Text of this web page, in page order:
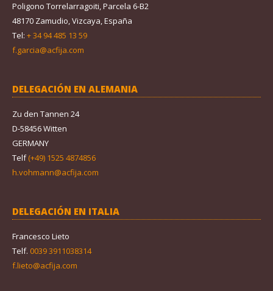
Poligono Torrelarragoiti, Parcela 6-B2
48170 Zamudio, Vizcaya, España
Tel: + 34 94 485 13 59
f.garcia@acfija.com
DELEGACIÓN EN ALEMANIA
Zu den Tannen 24
D-58456 Witten
GERMANY
Telf(+49) 1525 4874856
h.vohmann@acfija.com
DELEGACIÓN EN ITALIA
Francesco Lieto
Telf. 0039 3911038314
f.lieto@acfija.com